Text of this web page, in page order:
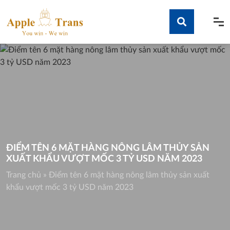
content
Tìm kiếm
ĐIỂM TÊN 6 MẶT HÀNG NÔNG LÂM THỦY SẢN
XUẤT KHẨU VƯỢT MỐC 3 TỶ USD NĂM 2023
Trang chủ » Điểm tên 6 mặt hàng nông lâm thủy sản xuất
khẩu vượt mốc 3 tỷ USD năm 2023